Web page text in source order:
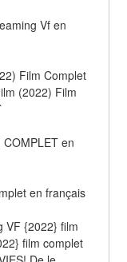
Vf en
Film Complet
(2022) Film
en
en français
VF {2022} film
film complet